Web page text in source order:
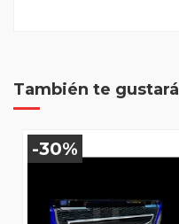
También te gustará
-30%